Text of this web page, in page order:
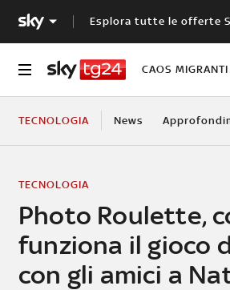
Esplora tutte le offerte
CAOS MIGRANTI
TECNOLOGIA News
Photo Roulette,
funziona il gioco
con gli amici a
TECNOLOGIA